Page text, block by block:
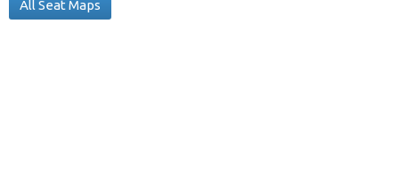
All Seat Maps